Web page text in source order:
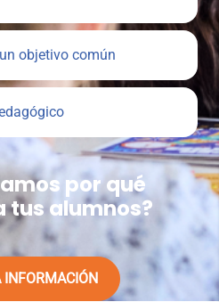
objetivo común
por qué
alumnos?